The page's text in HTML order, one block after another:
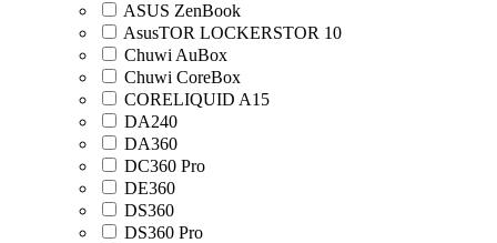
ASUS ZenBook
AsusTOR LOCKERSTOR 10
Chuwi AuBox
Chuwi CoreBox
CORELIQUID A15
DA240
DA360
DC360 Pro
DE360
DS360
DS360 Pro